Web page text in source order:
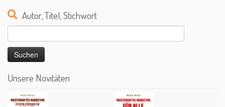
Autor, Titel, Stichwort
Suchen
nach:
Unsere Novitäten